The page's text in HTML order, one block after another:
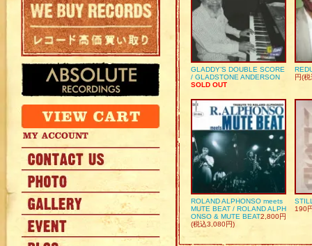
GLADDY’S DOUBLE SCORE
/ GLADSTONE ANDERSON
SOLD OUT
円(
ROLAND ALPHONSO meets
MUTE BEAT / ROLAND ALPH
ONSO & MUTE BEAT2,800円
(税込3,080円)
190